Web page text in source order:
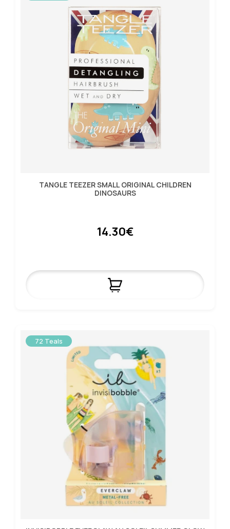
TANGLE TEEZER SMALL ORIGINAL CHILDREN
DINOSAURS
14.30€
72 Teals